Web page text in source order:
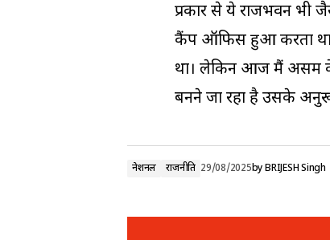
प्रकार से ये राजभवन भी
कैंप ऑफिस हुआ करता
था। लेकिन आज मैं असम के
बनने जा रहा है उसके
नेशनल राजनीति 29/08/2025byBRIJESH Singh